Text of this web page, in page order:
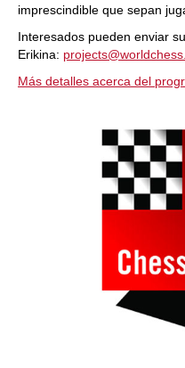
imprescindible que sepan
Interesados pueden enviar
Erikina:
Más detalles acerca del